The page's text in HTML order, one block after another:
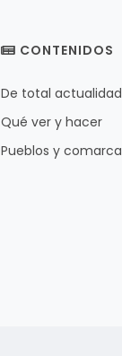
CONTENIDOS
De total actualidad
Qué ver y hacer
Pueblos y comarca